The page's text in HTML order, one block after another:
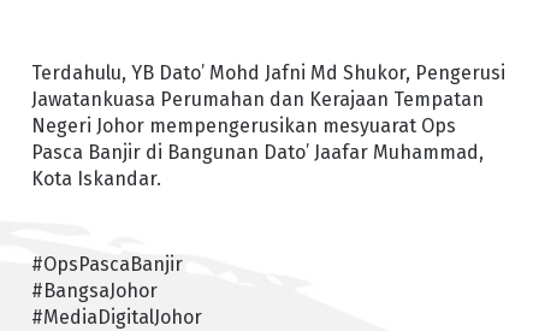
Terdahulu, YB Dato’ Mohd Jafni Md Shukor, Pengerusi
Jawatankuasa Perumahan dan Kerajaan Tempatan
Negeri Johor mempengerusikan mesyuarat Ops
Pasca Banjir di Bangunan Dato’ Jaafar Muhammad,
Kota Iskandar.
#OpsPascaBanjir
#BangsaJohor
#MediaDigitalJohor